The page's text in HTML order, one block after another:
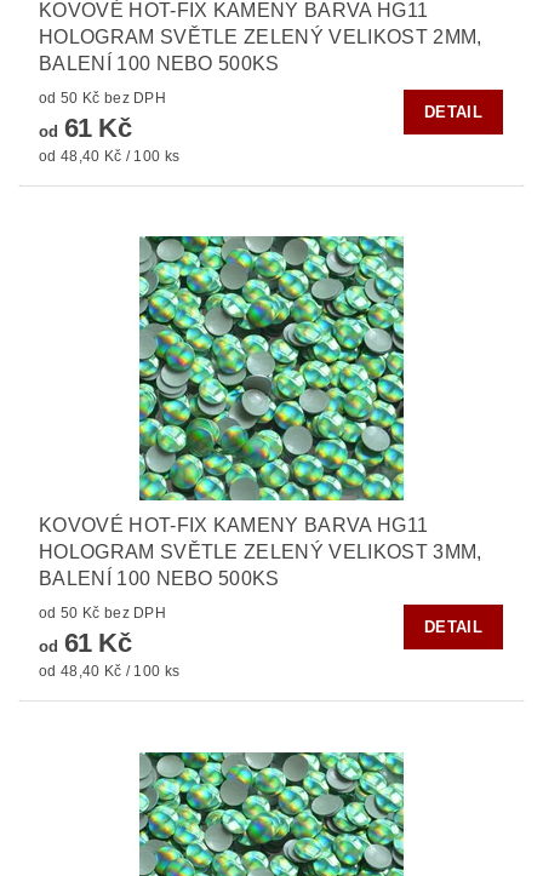
KOVOVÉ HOT-FIX KAMENY BARVA HG11
HOLOGRAM SVĚTLE ZELENÝ VELIKOST 2MM,
BALENÍ 100 NEBO 500KS
od 50 Kč bez DPH
od 61 Kč
od 48,40 Kč / 100 ks
DETAIL
KOVOVÉ HOT-FIX KAMENY BARVA HG11
HOLOGRAM SVĚTLE ZELENÝ VELIKOST 3MM,
BALENÍ 100 NEBO 500KS
od 50 Kč bez DPH
od 61 Kč
od 48,40 Kč / 100 ks
DETAIL